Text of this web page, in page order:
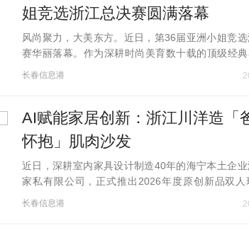
姐竞选浙江总决赛圆满落幕
风尚聚力，大美东方。近日，第36届亚洲小姐竞
赛华丽落幕。作为深耕时尚美育数十载的顶级经典
本届大赛延续亚洲小姐一贯的国风美学内核，以非
长春信息港
AI赋能家居创新：浙江川洋造「
怀抱」肌肉沙发
近日，深耕室内家具设计制造40年的海宁本土企
家私有限公司，正式推出2026年度原创新品双人
「爸爸的怀抱」。该产品依托生成式AI完成前期研
长春信息港